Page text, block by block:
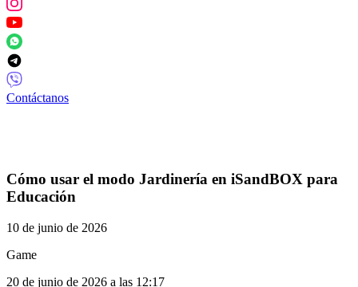
Contáctanos
Cómo usar el modo Jardinería en iSandBOX para
Educación
10 de junio de 2026
Game
20 de junio de 2026 a las 12:17